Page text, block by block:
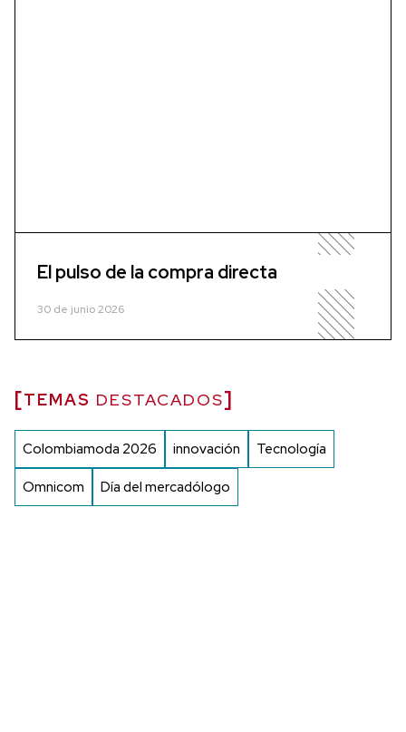
El pulso de la compra directa
30 de junio 2026
TEMAS DESTACADOS
Colombiamoda 2026 innovación Tecnología
Omnicom Día del mercadólogo